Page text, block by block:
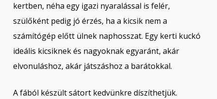
kertben, néha egy igazi nyaralással is felér,
szülőként pedig jó érzés, ha a kicsik nem a
számítógép előtt ülnek naphosszat. Egy kerti kuckó
ideális kicsiknek és nagyoknak egyaránt, akár
elvonuláshoz, akár játszáshoz a barátokkal.
A fából készült sátort kedvünkre díszíthetjük.